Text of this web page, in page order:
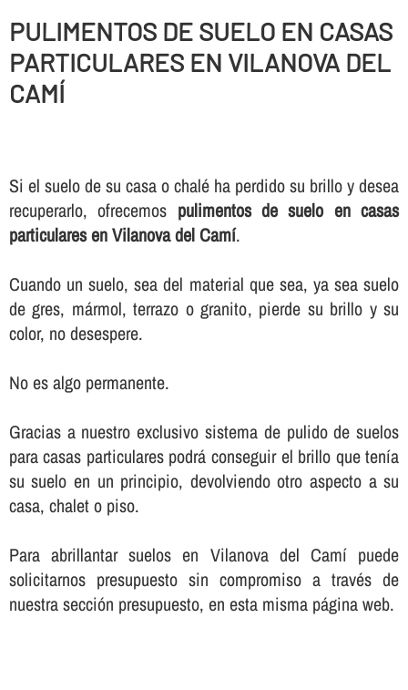
PULIMENTOS DE SUELO EN CASAS
PARTICULARES EN VILANOVA DEL
CAMÍ
Si el suelo de su casa o chalé ha perdido su brillo y desea
recuperarlo, ofrecemos pulimentos de suelo en casas
particulares en Vilanova del Camí.
Cuando un suelo, sea del material que sea, ya sea suelo
de gres, mármol, terrazo o granito, pierde su brillo y su
color, no desespere.
No es algo permanente.
Gracias a nuestro exclusivo sistema de pulido de suelos
para casas particulares podrá conseguir el brillo que tení­a
su suelo en un principio, devolviendo otro aspecto a su
casa, chalet o piso.
Para abrillantar suelos en Vilanova del Camí puede
solicitarnos presupuesto sin compromiso a través de
nuestra sección presupuesto, en esta misma página web.